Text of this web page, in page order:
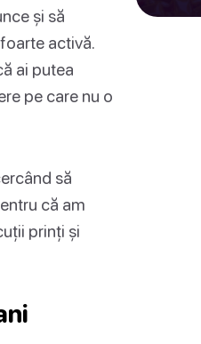
și să
activă.
ai putea
pe care nu o
să
că am
prinți și